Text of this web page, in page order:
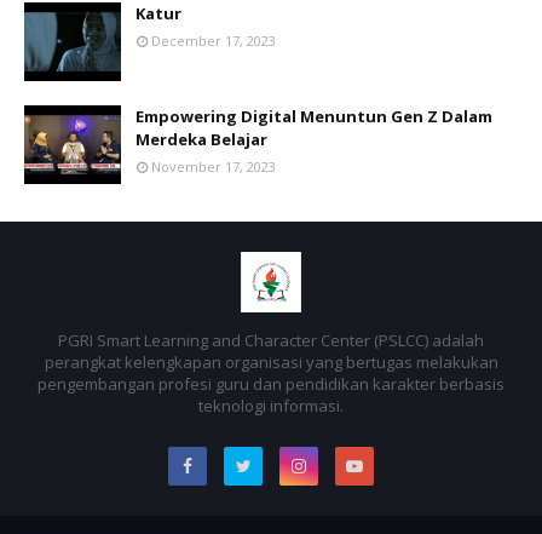
Katur
December 17, 2023
Empowering Digital Menuntun Gen Z Dalam
Merdeka Belajar
November 17, 2023
PGRI Smart Learning and Character Center (PSLCC) adalah
perangkat kelengkapan organisasi yang bertugas melakukan
pengembangan profesi guru dan pendidikan karakter berbasis
teknologi informasi.